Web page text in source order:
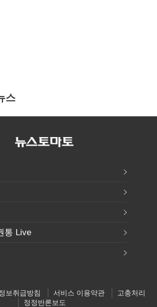
스
통 Live
보취급방침 서비스 이용약관
고충처리
정정반론보도